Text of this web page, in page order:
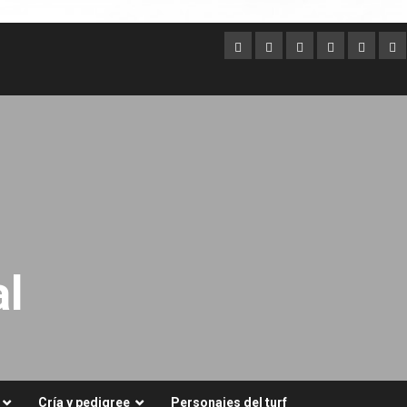
Argentina
AustraliaBrasilChileDubai
Cría y pedigree Personajes del turf